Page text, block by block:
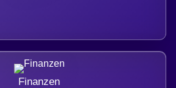
Finanzen